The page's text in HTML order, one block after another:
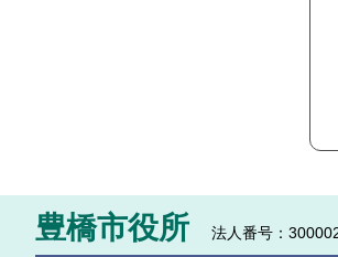
豊橋市役所 法人番号：